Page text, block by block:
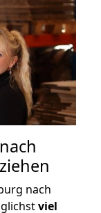
nach
viel